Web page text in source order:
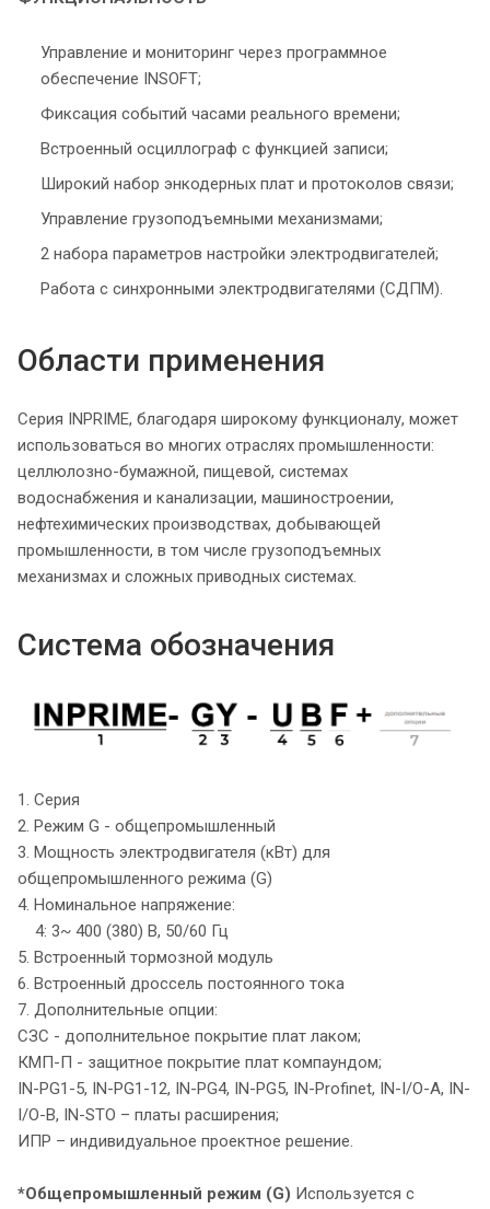
Управление и мониторинг через программное
обеспечение INSOFT;
Фиксация событий часами реального времени;
Встроенный осциллограф с функцией записи;
Широкий набор энкодерных плат и протоколов связи;
Управление грузоподъемными механизмами;
2 набора параметров настройки электродвигателей;
Работа с синхронными электродвигателями (СДПМ).
Области применения
Серия INPRIME, благодаря широкому функционалу, может
использоваться во многих отраслях промышленности:
целлюлозно-бумажной, пищевой, системах
водоснабжения и канализации, машиностроении,
нефтехимических производствах, добывающей
промышленности, в том числе грузоподъемных
механизмах и сложных приводных системах.
Система обозначения
1. Серия
2. Режим G - общепромышленный
3. Мощность электродвигателя (кВт) для
общепромышленного режима (G)
4. Номинальное напряжение:
4: 3~ 400 (380) В, 50/60 Гц
5. Встроенный тормозной модуль
6. Встроенный дроссель постоянного тока
7. Дополнительные опции:
СЗС - дополнительное покрытие плат лаком;
КМП-П - защитное покрытие плат компаундом;
IN-PG1-5, IN-PG1-12, IN-PG4, IN-PG5, IN-Profinet, IN-I/O-A, IN-
I/O-В, IN-STO – платы расширения;
ИПР – индивидуальное проектное решение.
*Общепромышленный режим (G) Используется с